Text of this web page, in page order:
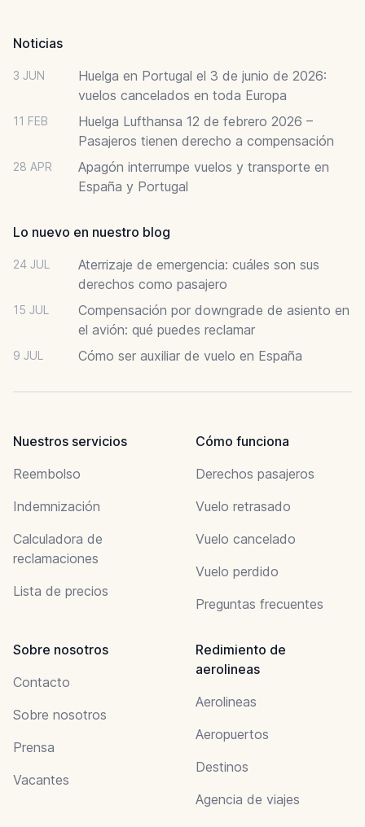
Noticias
3 JUN
Huelga en Portugal el 3 de junio de 2026:
vuelos cancelados en toda Europa
11 FEB
Huelga Lufthansa 12 de febrero 2026 –
Pasajeros tienen derecho a compensación
28 APR
Apagón interrumpe vuelos y transporte en
España y Portugal
Lo nuevo en nuestro blog
24 JUL
Aterrizaje de emergencia: cuáles son sus
derechos como pasajero
15 JUL
Compensación por downgrade de asiento en
el avión: qué puedes reclamar
9 JUL Cómo ser auxiliar de vuelo en España
Nuestros servicios
Reembolso
Indemnización
Calculadora de
reclamaciones
Lista de precios
Cómo funciona
Derechos pasajeros
Vuelo retrasado
Vuelo cancelado
Vuelo perdido
Preguntas frecuentes
Sobre nosotros
Contacto
Sobre nosotros
Prensa
Vacantes
Redimiento de
aerolineas
Aerolineas
Aeropuertos
Destinos
Agencia de viajes